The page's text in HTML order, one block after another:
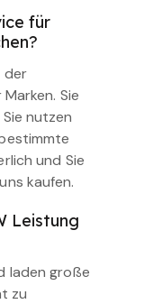
für
der
Sie
nutzen
und Sie
kaufen.
Leistung
laden große
zu